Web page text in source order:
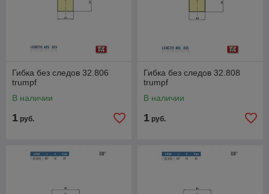
Гибка без следов 32.806
trumpf
В наличии
1 руб.
Гибка без следов 32.808
trumpf
В наличии
1 руб.